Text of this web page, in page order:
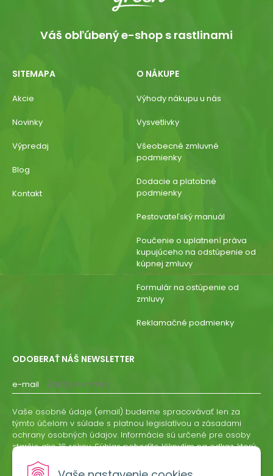
Váš obľúbený e-shop s rastlinami
SITEMAPA
Akcie
Novinky
Výpredaj
Blog
Kontakt
O NÁKUPE
Výhody nákupu u nás
Vysvetlivky
Všeobecné zmluvné
podmienky
Dodacie a platobné
podmienky
Pestovateľský manuál
Poučenie o uplatnení práva
kupujúceho na odstúpenie od
kúpnej zmluvy
Formulár na ostúpenie od
zmluvy
Reklamačné podmienky
ODOBERAŤ NÁŠ NEWSLETTER
e-mail
Vaše osobné údaje (email) budeme spracovávať len za
týmto účelom v súlade s platnou legislatívou a zásadami
ochrany osobných údajov. Informácie sú určené pre osoby
staršie ako 16 rokov. Súhlas potvrdíte kliknutím na odkaz, ktorý
odvolať písomne, emailom alebo kliknutím na odkaz z